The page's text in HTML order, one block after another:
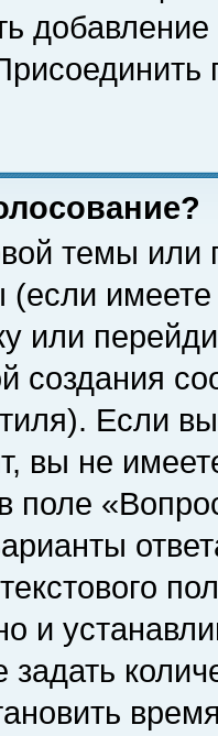
темы или
или
создания
Если
вы не
поле
и